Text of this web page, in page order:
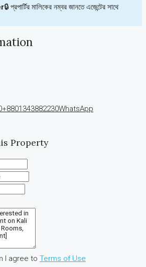
🔒 প্রপার্টির মালিকের নম্বর জানতে এজেন্টের সাথে
+8801343882230WhatsApp
Property
I agree to Terms of Use